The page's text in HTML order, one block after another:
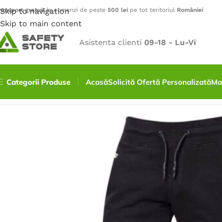
Skip to navigation
Skip to main content
gratuitla comenzi de peste 500 lei pe tot teritoriul României
Asistenta clienti 09-18 - Lu-Vi
Categorii Produse AcasăSolicită Ofertă Personalizată